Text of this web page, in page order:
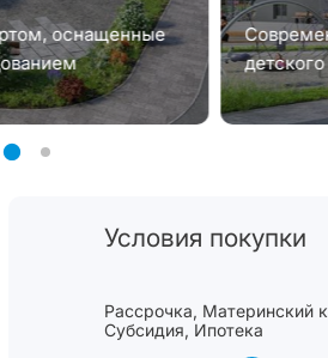
оснащенные
Условия покупки
Рассрочка, Материнский
Cубсидия, Ипотека